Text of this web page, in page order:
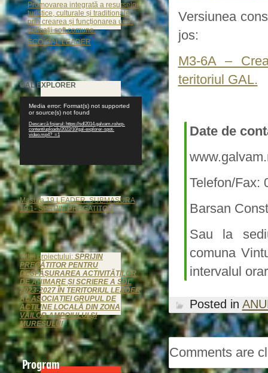
Versiunea
jos:
M3-6A –
teritoriul GAL.
Date de
Telefon/Fax:
Barsan
Sau la
comuna
intervalul
Posted in
Comments are
Promovarea integrată a resurselor
turistice, culturale și traditionale
prin crearea și funcționarea unei
aplicații soft comune.
ECO-GAL LEADER
GAL EXPLORER
videoMedia error: Format(s) not supported
or source(s) not found
Descarcă fișierul: https://sdl2014.galvam.ro/wp-
content/uploads/2022/10/gal-explorer-spot-
video.mp4?_=1
Masura 19 LEADER. SUBMASURA
19.1- SPRIJIN PREGATITOR
Titlul proiectului: SPRIJIN
PREGĂTITOR PENTRU
DESFĂȘURAREA ACTIVITĂȚILOR
DE ANIMARE ȘI SCRIERE A SDL
2023-2027 ÎN TERITORIUL LEADER
AL ASOCIAȚIEI GRUPUL DE
ACȚIUNE LOCALĂ DIN ZONA
VĂILOR AMPOIULUI ȘI
MUREȘULUI
Program